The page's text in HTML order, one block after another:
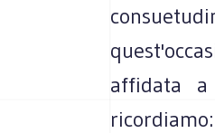
affidata
ricordiamo: